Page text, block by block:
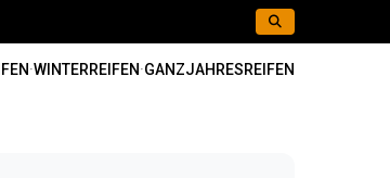
·WINTERREIFEN·GANZJAHRESREIFEN